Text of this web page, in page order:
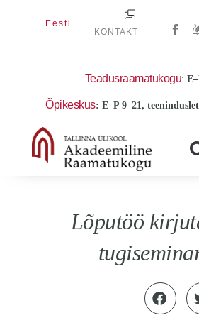
Eesti
KONTAKT
Teadusraamatukogu:E
Õpikeskus: E–P 9–21,
Lõputöö